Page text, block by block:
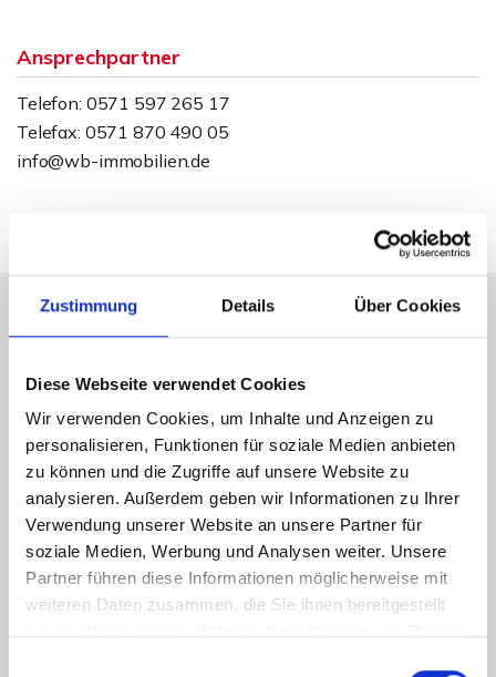
Zustimmung Details Über Cookies
Diese Webseite verwendet Cookies
Wir verwenden Cookies, um Inhalte und Anzeigen zu
personalisieren, Funktionen für soziale Medien anbieten
zu können und die Zugriffe auf unsere Website zu
analysieren. Außerdem geben wir Informationen zu Ihrer
Verwendung unserer Website an unsere Partner für
soziale Medien, Werbung und Analysen weiter. Unsere
Partner führen diese Informationen möglicherweise mit
weiteren Daten zusammen, die Sie ihnen bereitgestellt
Ansprechpartner
Telefon: 0571 597 265 17
Telefax: 0571 870 490 05
info@wb-immobilien.de
264,60 kWh / (m²*a)
Endenergiebedarf